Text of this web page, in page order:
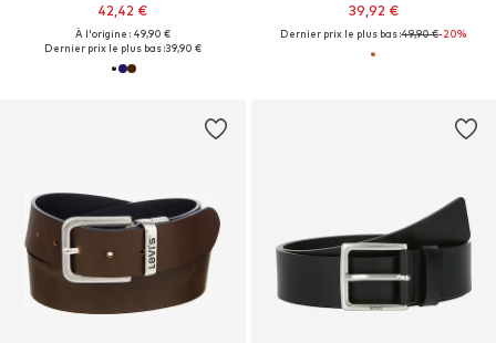
42,42 €
À l'origine : 49,90 €
Dernier prix le plus bas :39,90 €
39,92 €
Dernier prix le plus bas :49,90 €-20%